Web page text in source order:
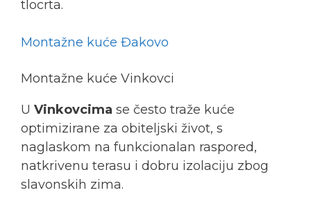
tlocrta.
Montažne kuće Đakovo
Montažne kuće Vinkovci
U Vinkovcima se često traže kuće
optimizirane za obiteljski život, s
naglaskom na funkcionalan raspored,
natkrivenu terasu i dobru izolaciju zbog
slavonskih zima.